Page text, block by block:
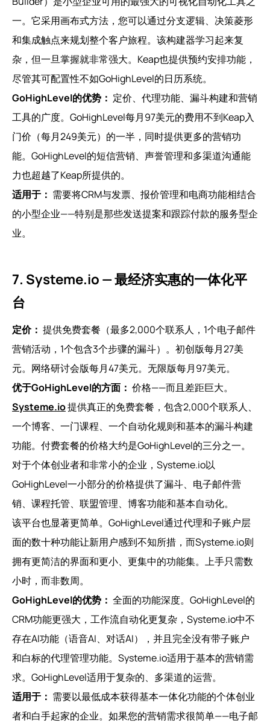
一。它采用画布式方法，您可以通过分支逻辑、决策菱形
和集成触点来规划整个客户旅程。该构建器学习起来复
杂，但一旦掌握就非常强大。Keap也提供预约安排功能，
尽管其可配置性不如GoHighLevel的日历系统。
GoHighLevel的优势： 定价、代理功能、漏斗构建和营销
工具的广度。GoHighLevel每月97美元的费用不到Keap入
门价（每月249美元）的一半，同时提供更多的营销功
能。GoHighLevel的短信营销、声誉管理和多渠道沟通能
力也超越了Keap所提供的。
适用于： 需要将CRM与发票、报价管理和电商功能相结合
的小型企业——特别是那些发送提案和跟踪付款的服务型企
业。
7. Systeme.io — 最经济实惠的一体化平
台
定价： 提供免费套餐（最多2,000个联系人，1个电子邮件
营销活动，1个包含3个步骤的漏斗）。初创版每月27美
元。网络研讨会版每月47美元。无限版每月97美元。
优于GoHighLevel的方面： 价格——而且差距巨大。
Systeme.io提供真正的免费套餐，包含2,000个联系人、
一个博客、一门课程、一个自动化规则和基本的漏斗构建
功能。付费套餐的价格大约是GoHighLevel的三分之一。
对于个体创业者和非常小的企业，Systeme.io以
GoHighLevel一小部分的价格提供了漏斗、电子邮件营
销、课程托管、联盟管理、博客功能和基本自动化。
该平台也显著更简单。GoHighLevel通过代理和子账户层
面的数十种功能让新用户感到不知所措，而Systeme.io则
拥有更简洁的界面和更小、更集中的功能集。上手只需数
小时，而非数周。
GoHighLevel的优势： 全面的功能深度。GoHighLevel的
CRM功能更强大，工作流自动化更复杂，Systeme.io中不
存在AI功能（语音AI、对话AI），并且完全没有带子账户
和白标的代理管理功能。Systeme.io适用于基本的营销需
求。GoHighLevel适用于复杂的、多渠道的运营。
适用于： 需要以最低成本获得基本一体化功能的个体创业
者和白手起家的企业。如果您的营销需求很简单——电子邮